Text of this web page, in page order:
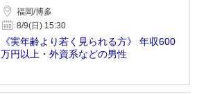
福岡/博多
8/9(日) 15:30
《実年齢より若く見られる方》 年収600
万円以上・外資系などの男性